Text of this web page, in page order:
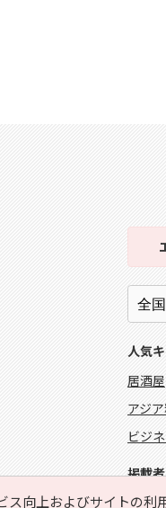
向上およびサイトの
人気
居酒屋
アジ
ビジ
掲載